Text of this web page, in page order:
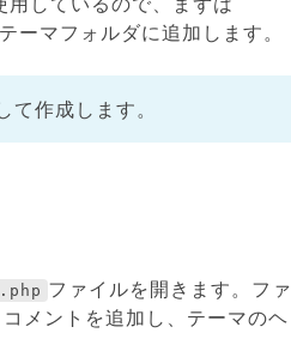
マフォルダに追加します。
作成します。
ファイルを開きます。ファ
メントを追加し、テーマのヘ